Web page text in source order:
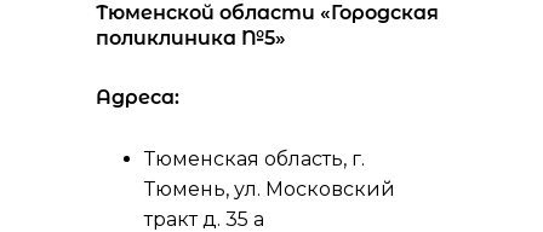
Тюменской области «Городская
поликлиника №5»
Адреса:
Тюменская область, г.
Тюмень, ул. Московский
тракт д. 35 а